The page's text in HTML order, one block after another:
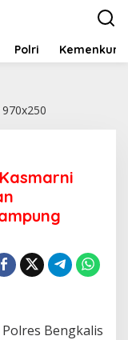
Polri
Polres Bengkalis